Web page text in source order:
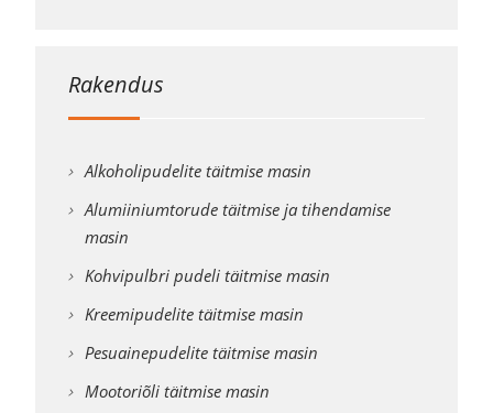
Rakendus
Alkoholipudelite täitmise masin
Alumiiniumtorude täitmise ja tihendamise
masin
Kohvipulbri pudeli täitmise masin
Kreemipudelite täitmise masin
Pesuainepudelite täitmise masin
Mootoriõli täitmise masin